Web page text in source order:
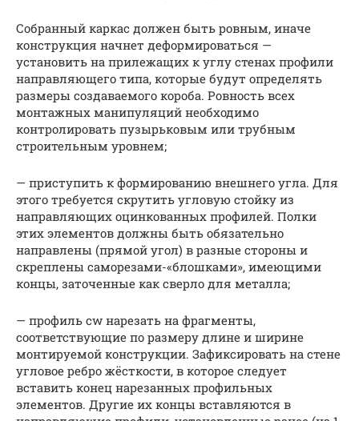
Собранный каркас должен быть ровным, иначе
конструкция начнет деформироваться —
установить на прилежащих к углу стенах профили
направляющего типа, которые будут определять
размеры создаваемого короба. Ровность всех
монтажных манипуляций необходимо
контролировать пузырьковым или трубным
строительным уровнем;
— приступить к формированию внешнего угла. Для
этого требуется скрутить угловую стойку из
направляющих оцинкованных профилей. Полки
этих элементов должны быть обязательно
направлены (прямой угол) в разные стороны и
скреплены саморезами-«блошками», имеющими
концы, заточенные как сверло для металла;
— профиль cw нарезать на фрагменты,
соответствующие по размеру длине и ширине
монтируемой конструкции. Зафиксировать на стене
угловое ребро жёсткости, в которое следует
вставить конец нарезанных профильных
элементов. Другие их концы вставляются в